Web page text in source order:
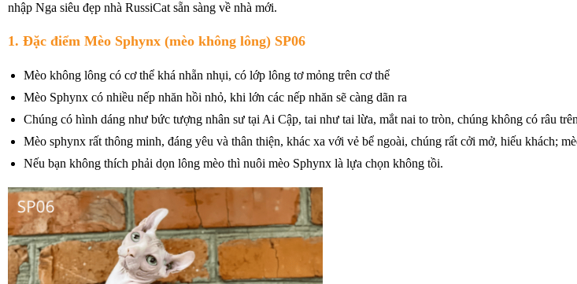
nhập Nga siêu đẹp nhà RussiCat sẵn sàng về nhà mới.
1. Đặc điểm Mèo Sphynx (mèo không lông) SP06
Mèo không lông có cơ thể khá nhẵn nhụi, có lớp lông tơ mỏng trên cơ thể
Mèo Sphynx có nhiều nếp nhăn hồi nhỏ, khi lớn các nếp nhăn sẽ càng dãn ra
Chúng có hình dáng như bức tượng nhân sư tại Ai Cập, tai như tai lừa, mắt nai to tròn, chúng không có râu
Mèo sphynx rất thông minh, đáng yêu và thân thiện, khác xa với vẻ bể ngoài, chúng rất cởi mở, hiếu khách;
Nếu bạn không thích phải dọn lông mèo thì nuôi mèo Sphynx là lựa chọn không tồi.